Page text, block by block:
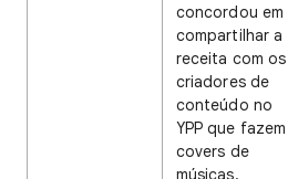
concordou em
compartilhar a
receita com os
criadores de
conteúdo no
YPP que fazem
covers de
músicas.